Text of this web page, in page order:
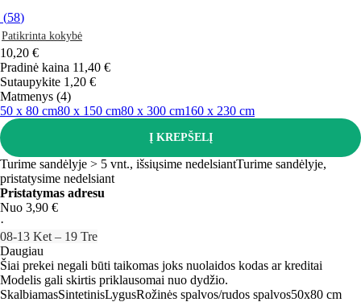
(58)
Patikrinta kokybė
10,20 €
Pradinė kaina 11,40 €
Sutaupykite 1,20 €
Matmenys (4)
50 x 80 cm80 x 150 cm80 x 300 cm160 x 230 cm
Į KREPŠELĮ
Turime sandėlyje > 5 vnt., išsiųsime nedelsiantTurime sandėlyje,
pristatysime nedelsiant
Pristatymas adresu
Nuo 3,90 €
·
08‑13 Ket – 19 Tre
Daugiau
Šiai prekei negali būti taikomas joks nuolaidos kodas ar kreditai
Modelis gali skirtis priklausomai nuo dydžio.
SkalbiamasSintetinisLygusRožinės spalvos/rudos spalvos50x80 cm